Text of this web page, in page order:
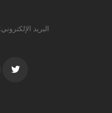
البريد الإلكتروني: jjhuirong@jjhrt.com.cn